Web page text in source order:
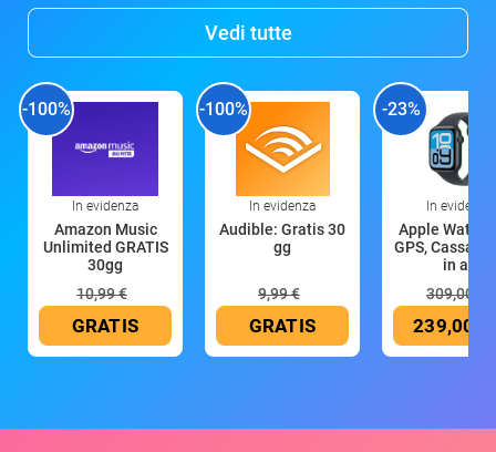
Vedi tutte
-100%
In evidenza
Amazon Music
Unlimited GRATIS
30gg
10,99 €
GRATIS
-100%
In evidenza
Audible: Gratis 30
gg
9,99 €
GRATIS
-23%
In evidenza
Apple Watch
GPS, Cassa
in all
309,00 €
239,00 €